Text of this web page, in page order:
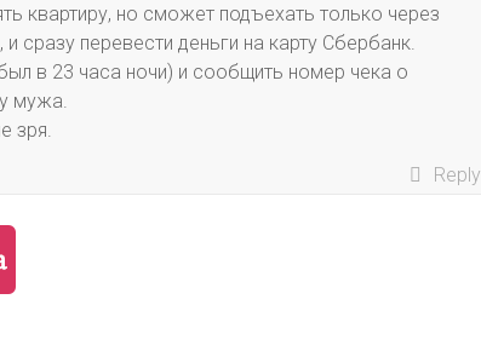
квартиру, но сможет подъехать только через
сразу перевести деньги на карту Сбербанк.
в 23 часа ночи) и сообщить номер чека о
мужа.
зря.
Reply